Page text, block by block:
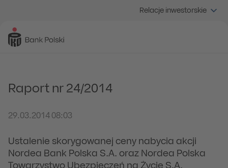
Relacje inwestorskie
Raport nr 24/2014
29.03.2014 08:03
Ustalenie skorygowanej ceny nabycia akcji
Nordea Bank Polska S.A. oraz Nordea Polska
Towarzystwo Ubezpieczeń na Życie S.A.